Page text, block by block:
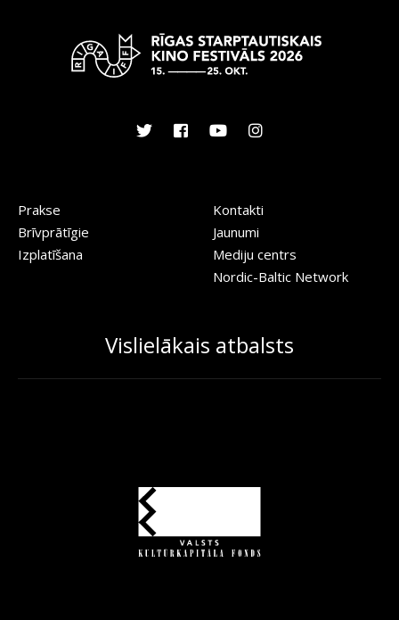
Prakse
Brīvprātīgie
Izplatīšana
Kontakti
Jaunumi
Mediju centrs
Nordic-Baltic Network
Vislielākais atbalsts